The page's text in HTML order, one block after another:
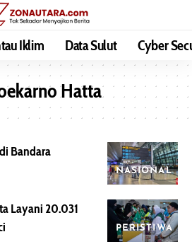
Iklim Data Sulut Cyber
Hatta
NASIONAL
Bandara
PERISTIWA
Layani 20.031